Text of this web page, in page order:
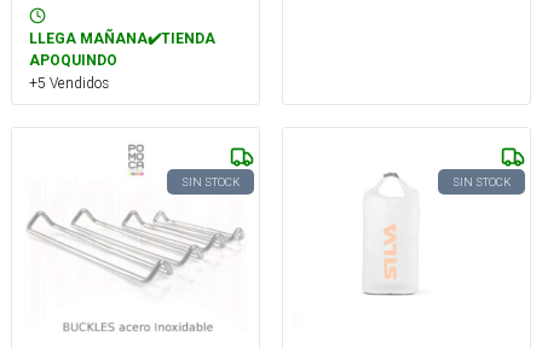
LLEGA MAÑANA✔️TIENDA
APOQUINDO
+5 Vendidos
SIN STOCK SIN STOCK